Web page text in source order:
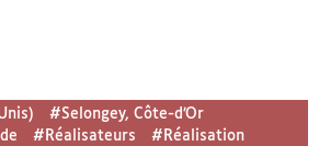
#Selongey, Côte-d’Or
#Réalisateurs
#Réalisation